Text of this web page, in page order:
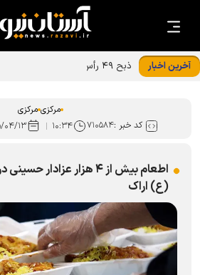
آخرین اخبار ذبح ۴۹ رأس دام در استان مرکزی هم‌زمان با ماه ذی‌الحجه
مرکزی مرکزی
کد خبر :۷۱۰۵۸۴ ۱۰:۳۴ ۱۴۰۵/
اطعام بیش از ۴ هزار
(ع) اراک